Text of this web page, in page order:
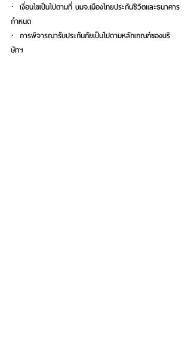
· เงื่อนไขเป็นไปตามที่ บมจ.เมืองไทยประกันชีวิตและธนาคาร
กำหนด
· การพิจารณารับประกันภัยเป็นไปตามหลักเกณฑ์ของบริ
ษัทฯ